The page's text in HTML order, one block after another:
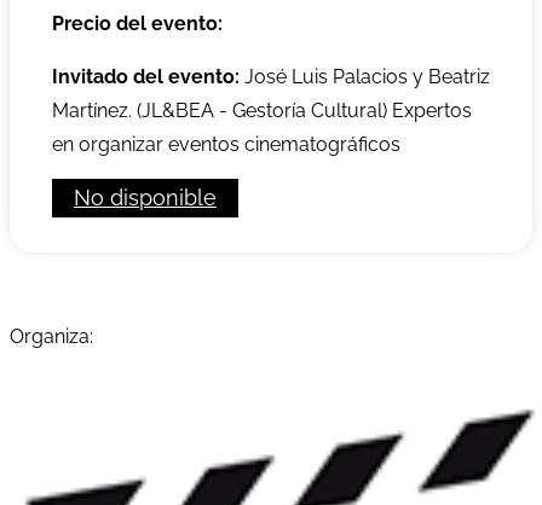
Precio del evento:
Invitado del evento: José Luis Palacios y Beatriz
Martínez. (JL&BEA - Gestoría Cultural) Expertos
en organizar eventos cinematográficos
No disponible
Organiza: